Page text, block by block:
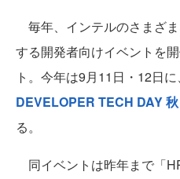
毎年、インテルのさまざ
する開発者向けイベントを
ト。今年は9月11日・12日
DEVELOPER TECH DAY
る。
同イベントは昨年まで「